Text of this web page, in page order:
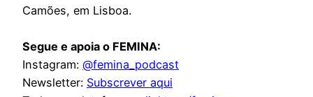
Camões, em Lisboa.
Segue e apoia o FEMINA:
Instagram: @femina_podcast
Newsletter: Subscrever aqui